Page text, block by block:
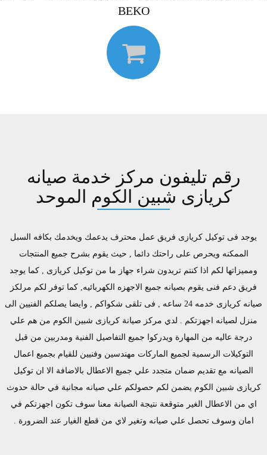
BEKO
رقم تليفون مركز خدمة صيانه
كريازى شبين الكوم الموحد
يوجد فى توكيل كريازى فريق عمل محترف يدعمك ويخدمك بكافه السبل
الممكنه ويحرص على راحتك دائما , حيث يقوم بشرح جميع المنتجات
ومميزاتها لكم اذا كنتم تريدون شراء جهاز ما من توكيل كريازى , كما يوجد
فريق دعم فنى يقوم بصيانه جميع الاجهزه الكهربائيه, كما توفر لكم مرلكز
صيانه كريازى خدمه 24 ساعه , فى تلقى شكواكم , وايضا يصلكم الفنيين الى
منزل لصيانه اجهزتكم . لدي مركز صيانة كريازى شبين الكوم من هم علي
درجة عاليه من المهارة ويدركوا جميع التفاصيل الفنية ومدربين من قبل
التوكيلات الرسمية لجميع الماركات مهندسين وفنيين للقيام بجميع اعمال
الصيانه مع تقديم ضمان متجدد علي جميع الاعطال بالاضافة الا ان توكيل
كريازى شبين الكوم يضمن لكم حصولكم علي صيانه مجانية في حالة حدوث
اي من الاعطال الغير متوقعة نتيجة الصيانة معنا سوف تكون اجهزتكم في
امان وسوف تحصل علي صيانه وتغير لاي من قطع الغيار عند الضرورة .